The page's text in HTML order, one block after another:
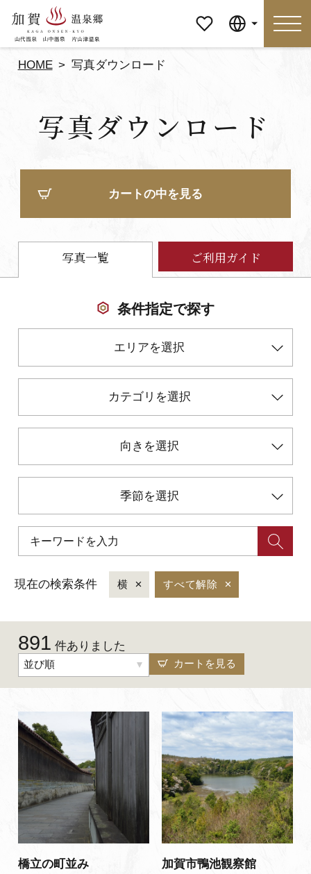
ージ
おみやげ イベント
アクセス
初めての加賀温泉郷
加賀に泊まって！北陸巡り♪
ご当地グルメ
加賀 旅先納税
FAQ
パンフレットダウンロード
よくあるご質問・お問い合わせ
プライバシーポリシー
HOME 写真ダウンロード
写真ダウンロード
写真一覧 ご利用ガイド
カートの中を見る
条件指定で探す
エリアを選択
カテゴリを選択
向きを選択
季節を選択
現在の検索条件 横 すべて解除
891 件ありました
並び順 カートを見る
橋立の町並み 加賀市鴨池観察館